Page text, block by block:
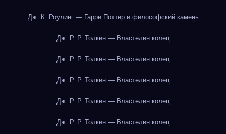
Дж. К. Роулинг — Гарри Поттер и философский камень
Дж. Р. Р. Толкин — Властелин колец
Дж. Р. Р. Толкин — Властелин колец
Дж. Р. Р. Толкин — Властелин колец
Дж. Р. Р. Толкин — Властелин колец
Дж. Р. Р. Толкин — Властелин колец